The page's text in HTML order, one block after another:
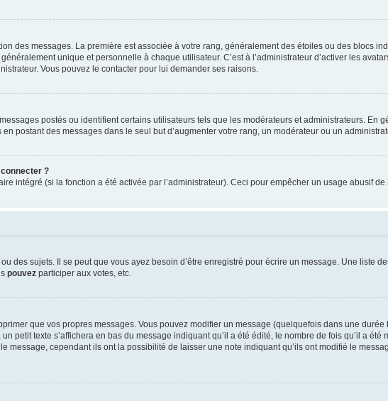
des messages. La première est associée à votre rang, généralement des étoiles ou des blocs
unique et personnelle à chaque utilisateur. C’est à l’administrateur d’activer les
Vous pouvez le contacter pour lui demander ses raisons.
postés ou identifient certains utilisateurs tels que les modérateurs et administrateurs. En
postant des messages dans le seul but d’augmenter votre rang, un modérateur ou un
?
intégré (si la fonction a été activée par l’administrateur). Ceci pour empêcher un usage abusif
des sujets. Il se peut que vous ayez besoin d’être enregistré pour écrire un message. Une liste
pouvez participer aux votes, etc.
que vos propres messages. Vous pouvez modifier un message (quelquefois dans une
petit texte s’affichera en bas du message indiquant qu’il a été édité, le nombre de fois qu’il a été
message, cependant ils ont la possibilité de laisser une note indiquant qu’ils ont modifié le